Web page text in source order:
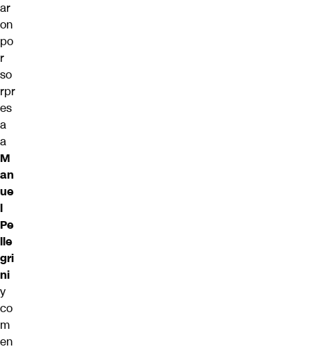
ar
on
po
r
so
rpr
es
a
a
M
an
ue
l
Pe
lle
gri
ni
y
co
m
en